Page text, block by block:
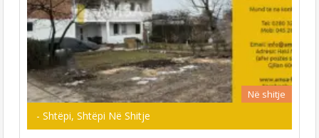
Në shitje
- Shtëpi, Shtëpi Në Shitje